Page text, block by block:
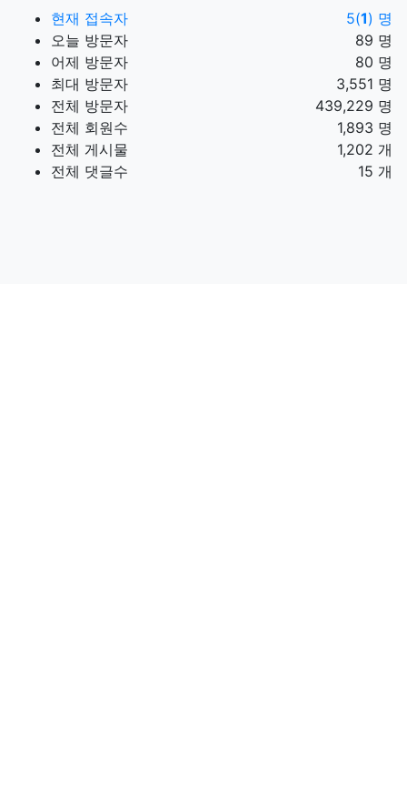
현재 접속자 5(1) 명
오늘 방문자
89 명
어제 방문자
80 명
최대 방문자
3,551 명
전체 방문자
439,229 명
전체 회원수
1,893 명
전체 게시물
1,202 개
전체 댓글수
15 개